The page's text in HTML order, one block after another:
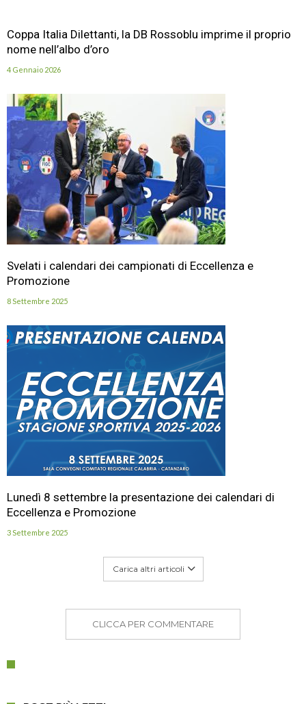
Coppa Italia Dilettanti, la DB Rossoblu imprime il proprio
nome nell’albo d’oro
4 Gennaio 2026
Svelati i calendari dei campionati di Eccellenza e
Promozione
8 Settembre 2025
Lunedì 8 settembre la presentazione dei calendari di
Eccellenza e Promozione
3 Settembre 2025
Carica altri articoli
CLICCA PER COMMENTARE